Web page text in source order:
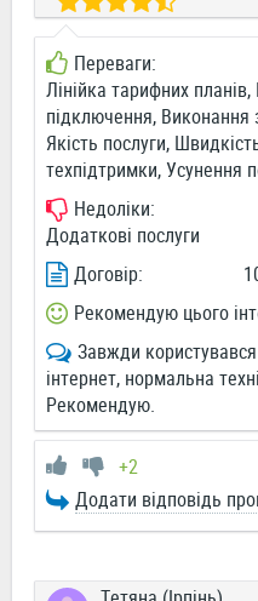
Переваги:
Лінійка тарифних
підключення,
Якість послуги,
техпідтримки, Усунення
Недоліки:
Додаткові послуги
Договір:
Рекомендую цього
Завжди
інтернет, нормальна
Рекомендую.
+2
Додати відповідь